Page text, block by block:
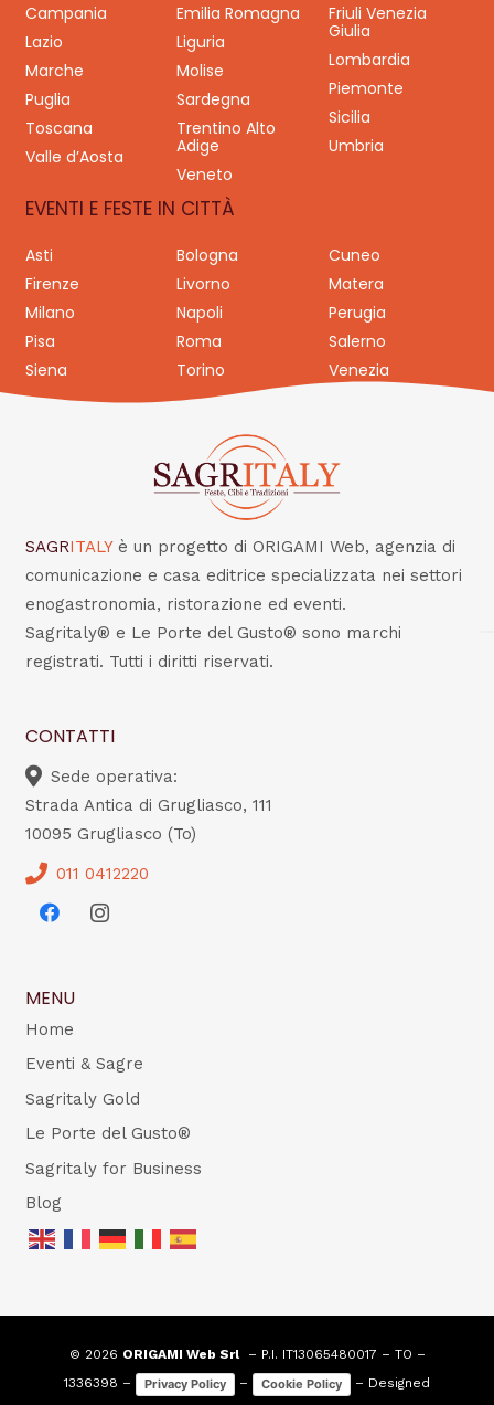
Campania
Emilia Romagna
Friuli Venezia
Giulia
Lazio
Liguria
Lombardia
Marche
Molise
Piemonte
Puglia
Sardegna
Sicilia
Toscana
Trentino Alto
Adige
Umbria
Valle d’Aosta
Veneto
EVENTI E FESTE IN CITTÀ
Asti Bologna
Cuneo
Firenze
Livorno
Matera
Milano
Napoli
Perugia
Pisa
Roma
Salerno
Siena
Torino Venezia
SAGRITALY è un progetto di ORIGAMI Web, agenzia di
comunicazione e casa editrice specializzata nei settori
enogastronomia, ristorazione ed eventi.
Sagritaly® e Le Porte del Gusto® sono marchi
registrati. Tutti i diritti riservati.
CONTATTI
Sede operativa:
Strada Antica di Grugliasco, 111
10095 Grugliasco (To)
011 0412220
MENU
Home
Eventi & Sagre
Sagritaly Gold
Le Porte del Gusto®
Sagritaly for Business
Blog
© 2026 ORIGAMI Web Srl– P.I. IT13065480017 – TO –
1336398 –
Privacy Policy – Cookie Policy
– Designed